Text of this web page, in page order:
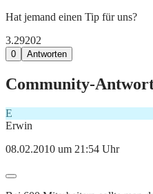
Hat jemand einen Tip für uns?
3.29202
0 Antworten
Community-
E
Erwin
08.02.2010 um 21:54 Uhr